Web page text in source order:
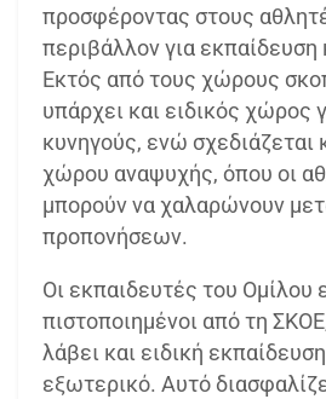
προσφέροντας στους
περιβάλλον για εκπαίδευση
Εκτός από τους χώρους
υπάρχει και ειδικός χώρος
κυνηγούς, ενώ σχεδιάζεται
χώρου αναψυχής, όπου οι
μπορούν να χαλαρώνουν
προπονήσεων.
Οι εκπαιδευτές του Ομίλου
πιστοποιημένοι από τη
λάβει και ειδική
εξωτερικό. Αυτό